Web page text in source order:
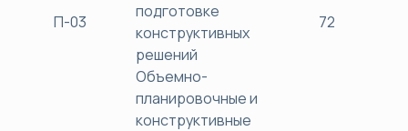
П-03
подготовке
конструктивных
решений
72
Объемно-
планировочные и
конструктивные